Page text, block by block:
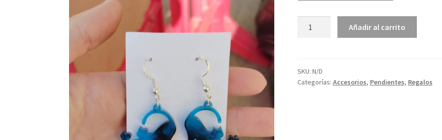
Añadir al carrito
SKU: N/D
Categorías: Accesorios, Pendientes, Regalos